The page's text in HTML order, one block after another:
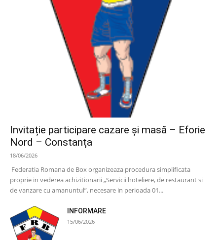
Invitație participare cazare și masă – Eforie
Nord – Constanța
18/06/2026
Federatia Romana de Box organizeaza procedura simplificata
proprie in vederea achizitionarii „Servicii hoteliere, de restaurant si
de vanzare cu amanuntul”, necesare in perioada 01...
INFORMARE
15/06/2026